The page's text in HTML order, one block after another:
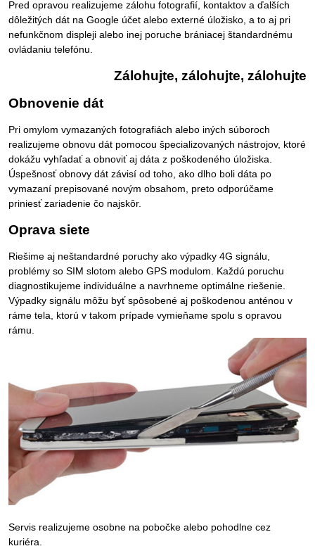
Pred opravou realizujeme zálohu fotografií, kontaktov a ďalších
dôležitých dát na Google účet alebo externé úložisko, a to aj pri
nefunkčnom displeji alebo inej poruche brániacej štandardnému
ovládaniu telefónu.
Zálohujte, zálohujte, zálohujte
Obnovenie dát
Pri omylom vymazaných fotografiách alebo iných súboroch
realizujeme obnovu dát pomocou špecializovaných nástrojov, ktoré
dokážu vyhľadať a obnoviť aj dáta z poškodeného úložiska.
Úspešnosť obnovy dát závisí od toho, ako dlho boli dáta po
vymazaní prepisované novým obsahom, preto odporúčame
priniesť zariadenie čo najskôr.
Oprava siete
Riešime aj neštandardné poruchy ako výpadky 4G signálu,
problémy so SIM slotom alebo GPS modulom. Každú poruchu
diagnostikujeme individuálne a navrhneme optimálne riešenie.
Výpadky signálu môžu byť spôsobené aj poškodenou anténou v
ráme tela, ktorú v takom prípade vymieňame spolu s opravou
rámu.
Servis realizujeme osobne na pobočke alebo pohodlne cez
kuriéra.